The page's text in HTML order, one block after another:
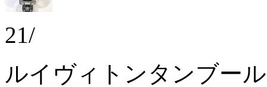
21/
ルイヴィトンタンブー